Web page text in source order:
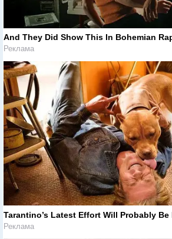
And They Did Show This In Bohemian
Реклама
Tarantino’s Latest Effort Will Probably Be
Реклама